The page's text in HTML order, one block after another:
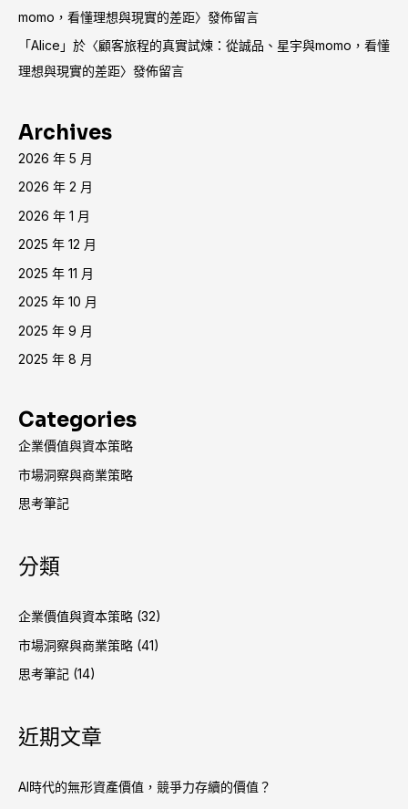
momo，看懂理想與現實的差距〉發佈留言
「Alice 」於〈顧客旅程的真實試煉：從誠品、星宇與momo，看懂
理想與現實的差距〉發佈留言
Archives
2026 年 5 月
2026 年 2 月
2026 年 1 月
2025 年 12 月
2025 年 11 月
2025 年 10 月
2025 年 9 月
2025 年 8 月
Categories
企業價值與資本策略
市場洞察與商業策略
思考筆記
分類
企業價值與資本策略 (32)
市場洞察與商業策略 (41)
思考筆記 (14)
近期文章
AI時代的無形資產價值，競爭力存續的價值？